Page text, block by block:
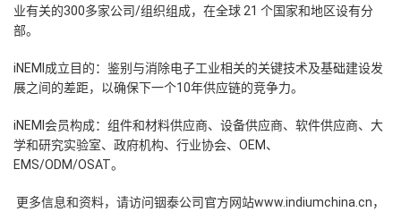
业有关的300多家公司/组织组成，在全球 21 个国家和地区设有分
部。
iNEMI成立目的：鉴别与消除电子工业相关的关键技术及基础建设发
展之间的差距，以确保下一个10年供应链的竞争力。
iNEMI会员构成：组件和材料供应商、设备供应商、软件供应商、大
学和研究实验室、政府机构、行业协会、OEM、
EMS/ODM/OSAT。
更多信息和资料，请访问铟泰公司官方网站www.indiumchina.cn，